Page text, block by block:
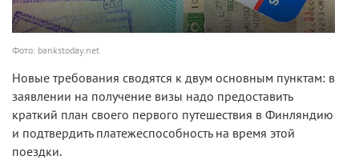
Фото: bankstoday.net
Новые требования сводятся к двум основным пунктам: в
заявлении на получение визы надо предоставить
краткий план своего первого путешествия в Финляндию
и подтвердить платежеспособность на время этой
поездки.